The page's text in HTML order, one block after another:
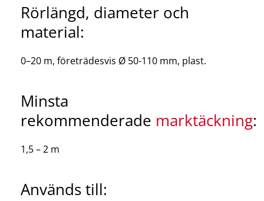
Rörlängd, diameter och
material:
0–20 m, företrädesvis Ø 50-110 mm, plast.
Minsta
rekommenderade marktäckning:
1,5 – 2 m
Används till: